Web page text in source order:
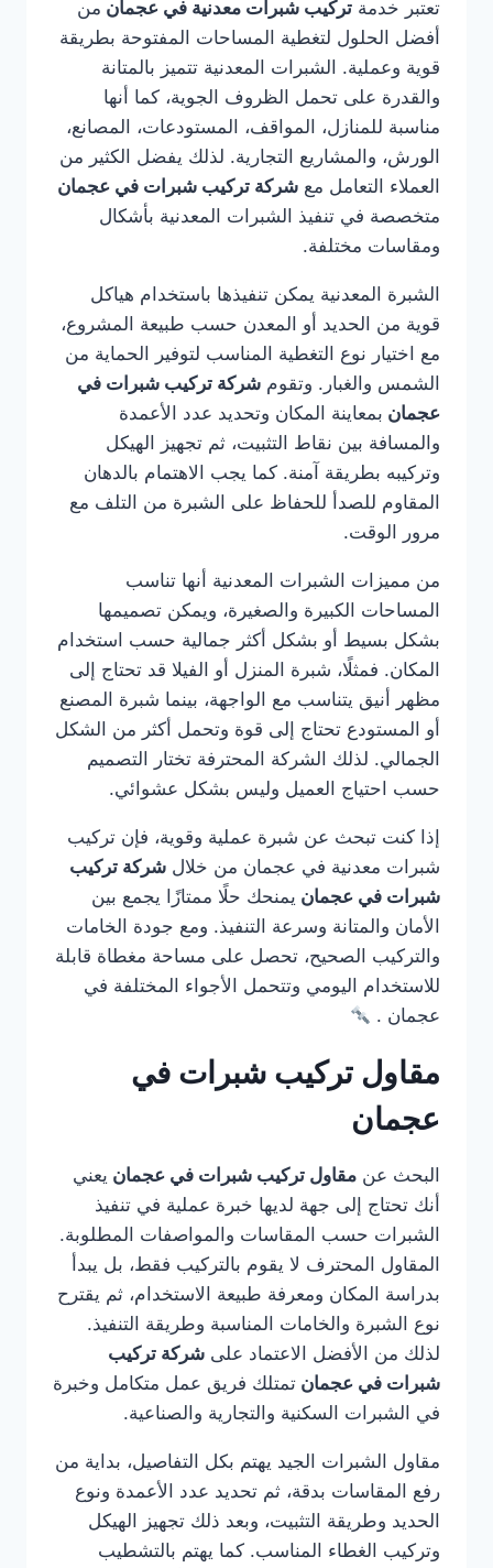
تعتبر خدمة تركيب شبرات معدنية في عجمان من
أفضل الحلول لتغطية المساحات المفتوحة بطريقة
قوية وعملية. الشبرات المعدنية تتميز بالمتانة
والقدرة على تحمل الظروف الجوية، كما أنها
مناسبة للمنازل، المواقف، المستودعات، المصانع،
الورش، والمشاريع التجارية. لذلك يفضل الكثير من
العملاء التعامل مع شركة تركيب شبرات في عجمان
متخصصة في تنفيذ الشبرات المعدنية بأشكال
ومقاسات مختلفة.
الشبرة المعدنية يمكن تنفيذها باستخدام هياكل
قوية من الحديد أو المعدن حسب طبيعة المشروع،
مع اختيار نوع التغطية المناسب لتوفير الحماية من
الشمس والغبار. وتقوم شركة تركيب شبرات في
عجمان بمعاينة المكان وتحديد عدد الأعمدة
والمسافة بين نقاط التثبيت، ثم تجهيز الهيكل
وتركيبه بطريقة آمنة. كما يجب الاهتمام بالدهان
المقاوم للصدأ للحفاظ على الشبرة من التلف مع
مرور الوقت.
من مميزات الشبرات المعدنية أنها تناسب
المساحات الكبيرة والصغيرة، ويمكن تصميمها
بشكل بسيط أو بشكل أكثر جمالية حسب استخدام
المكان. فمثلًا، شبرة المنزل أو الفيلا قد تحتاج إلى
مظهر أنيق يتناسب مع الواجهة، بينما شبرة المصنع
أو المستودع تحتاج إلى قوة وتحمل أكثر من الشكل
الجمالي. لذلك الشركة المحترفة تختار التصميم
حسب احتياج العميل وليس بشكل عشوائي.
إذا كنت تبحث عن شبرة عملية وقوية، فإن تركيب
شبرات معدنية في عجمان من خلال شركة تركيب
شبرات في عجمان يمنحك حلًا ممتازًا يجمع بين
الأمان والمتانة وسرعة التنفيذ. ومع جودة الخامات
والتركيب الصحيح، تحصل على مساحة مغطاة قابلة
للاستخدام اليومي وتتحمل الأجواء المختلفة في
عجمان .
مقاول تركيب شبرات في
عجمان
البحث عن مقاول تركيب شبرات في عجمان يعني
أنك تحتاج إلى جهة لديها خبرة عملية في تنفيذ
الشبرات حسب المقاسات والمواصفات المطلوبة.
المقاول المحترف لا يقوم بالتركيب فقط، بل يبدأ
بدراسة المكان ومعرفة طبيعة الاستخدام، ثم يقترح
نوع الشبرة والخامات المناسبة وطريقة التنفيذ.
لذلك من الأفضل الاعتماد على شركة تركيب
شبرات في عجمان تمتلك فريق عمل متكامل وخبرة
في الشبرات السكنية والتجارية والصناعية.
مقاول الشبرات الجيد يهتم بكل التفاصيل، بداية من
رفع المقاسات بدقة، ثم تحديد عدد الأعمدة ونوع
الحديد وطريقة التثبيت، وبعد ذلك تجهيز الهيكل
وتركيب الغطاء المناسب. كما يهتم بالتشطيب